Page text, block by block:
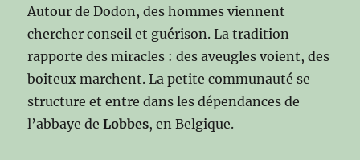
Autour de Dodon, des hommes viennent
chercher conseil et guérison. La tradition
rapporte des miracles : des aveugles voient, des
boiteux marchent. La petite communauté se
structure et entre dans les dépendances de
l’abbaye deLobbes, en Belgique.